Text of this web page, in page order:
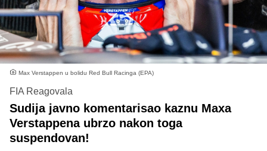
Max Verstappen u bolidu Red Bull Racinga (EPA)
FIA Reagovala
Sudija javno komentarisao kaznu Maxa
Verstappena ubrzo nakon toga
suspendovan!